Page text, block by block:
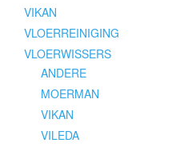
VIKAN
VLOERREINIGING
VLOERWISSERS
ANDERE
MOERMAN
VIKAN
VILEDA